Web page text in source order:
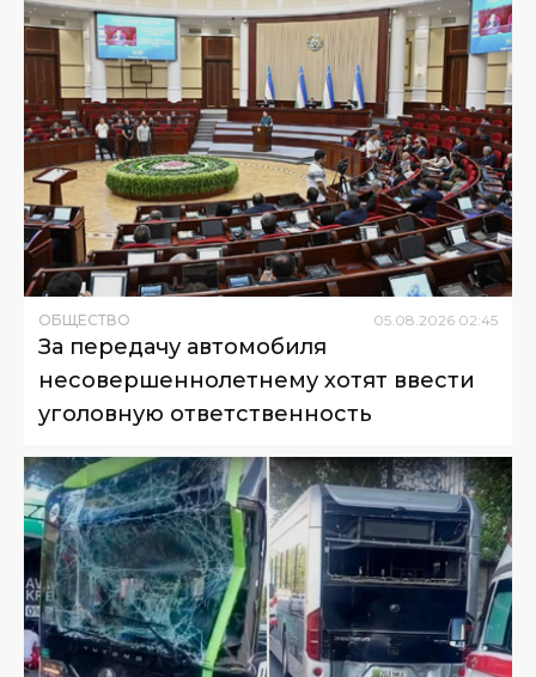
ОБЩЕСТВО 05.08.2026 02:45
За передачу автомобиля
несовершеннолетнему хотят ввести
уголовную ответственность